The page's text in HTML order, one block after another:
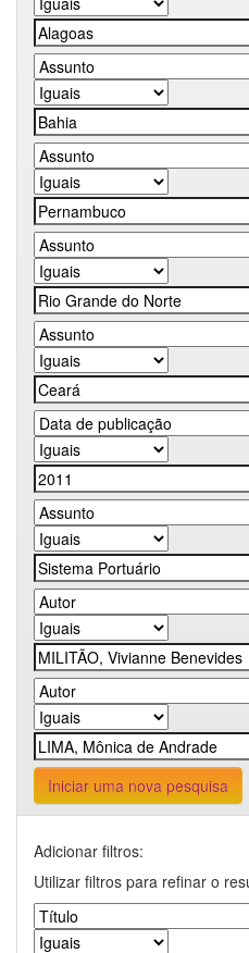
Iniciar uma nova pesquisa
Adicionar filtros:
Utilizar filtros para refinar o